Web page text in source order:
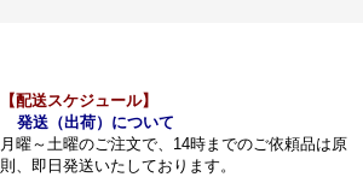
【配送スケジュール】
発送（出荷）について
月曜～土曜のご注文で、14時までのご依頼品は原
則、即日発送いたしております。